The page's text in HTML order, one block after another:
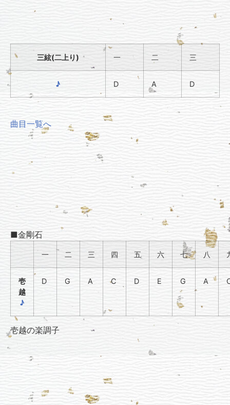
三絃(二上り) 一 二 三
♪ D A D
曲目一覧へ
■金剛石
一 二 三 四 五 六 七 八
壱
越
♪
D G A C D E G A
壱越の楽調子